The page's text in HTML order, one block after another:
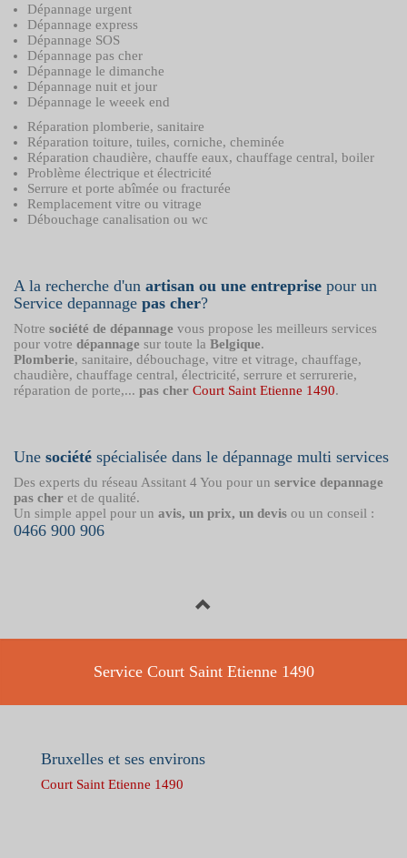
Dépannage urgent
Dépannage express
Dépannage SOS
Dépannage pas cher
Dépannage le dimanche
Dépannage nuit et jour
Dépannage le weeek end
Réparation plomberie, sanitaire
Réparation toiture, tuiles, corniche, cheminée
Réparation chaudière, chauffe eaux, chauffage central, boiler
Problème électrique et électricité
Serrure et porte abîmée ou fracturée
Remplacement vitre ou vitrage
Débouchage canalisation ou wc
A la recherche d'un artisan ou une entreprise pour un
Service depannage pas cher?
Notre société de dépannage vous propose les meilleurs services
pour votre dépannage sur toute la Belgique.
Plomberie, sanitaire, débouchage, vitre et vitrage, chauffage,
chaudière, chauffage central, électricité, serrure et serrurerie,
réparation de porte,... pas cher Court Saint Etienne 1490.
Une société spécialisée dans le dépannage multi services
Des experts du réseau Assitant 4 You pour un service depannage
pas cher et de qualité.
Un simple appel pour un avis, un prix, un devis ou un conseil :
0466 900 906
Service Court Saint Etienne 1490
Bruxelles et ses environs
Court Saint Etienne 1490